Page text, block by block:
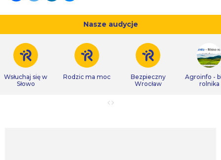
Nasze audycje
Wsłuchaj się w
Słowo
Rodzic ma moc
Bezpieczny
Wrocław
Agroinfo -
rolnika